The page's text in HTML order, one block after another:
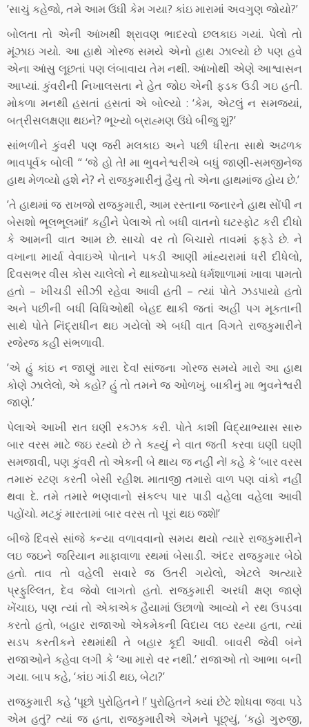
’સાચું કહેજો, તમે આમ ઉંઘી કેમ ગયા? કાંઇ મારામાં અવગુણ જોયો?’
બોલતા તો એની આંખથી શ્રાવણ ભાદરવો છલકાઇ ગયાં. પેલો તો
મૂંઝાઇ ગયો. આ હાથે ગોરજ સમયે એનો હાથ ઝાલ્યો છે પણ હવે
એના આંસુ લૂછતાં પણ લંબાવાય તેમ નથી. આંખોથી એણે આશ્વાસન
આપ્યાં. કુંવરીની નિખાલસતા ને હેત જોઇ એની ફડક ઉડી ગઇ હતી.
મોકળા મનથી હસતાં હસતાં એ બોલ્યો : ‘કેમ, એટલું ન સમજ્યાં,
બત્રીસલક્ષણા થઇને? ભૂખ્યો બ્રાહ્મણ ઉંઘે બીજુ શું?’
સાંભળીને કુંવરી પણ જરી મલકાઇ અને પછી ધીરતા સાથે અઢળક
ભાવપૂર્વક બોલી “ ‘જે હો તે! મા ભુવનેશ્વરીએ બધું જાણી-સમજીનેજ
હાથ મેળવ્યો હશે ને? ને રાજકુમારીનું હૈયુ તો એના હાથમાંજ હોય છે.’
’તે હાથમાં જ રાખજો રાજકુમારી, આમ રસ્તાના જનારને હાથ સોંપી ન
બેસશો ભૂલભૂલમાં!’ કહીને પેલાએ તો બધી વાતનો ઘટસ્ફોટ કરી દીધો
કે આમની વાત આમ છે. સાચો વર તો બિચારો તાવમાં ફફડે છે. ને
વખાના માર્યા વેવાઇએ પોતાને પકડી આણી માંહ્યરામાં ધરી દીધેલો,
દિવસભર વીસ કોસ ચાલેલો ને થાક્યોપાક્યો ધર્મશાળામાં ખાવા પામતો
હતો – ખીચડી સીઝી રહેવા આવી હતી – ત્યાં પોતે ઝડપાયો હતો
અને પછીની બધી વિધિઓથી બેહદ થાકી જતાં અહીં પગ મૂકતાની
સાથે પોતે નિંદ્રાધીન થઇ ગયેલો એ બધી વાત વિગતે રાજકુમારીને
રજેરજ કહી સંભળાવી.
’એ હું કાંઇ ન જાણું મારા દેવ! સાંજના ગોરજ સમયે મારો આ હાથ
કોણે ઝાલેલો, એ કહો? હું તો તમને જ ઓળખું. બાકીનું મા ભુવનેશ્વરી
જાણે.’
પેલાએ આખી રાત ઘણી રકઝક કરી. પોતે કાશી વિદ્યાભ્યાસ સારુ
બાર વરસ માટે જઇ રહ્યો છે તે કહ્યું ને વાત જતી કરવા ઘણી ઘણી
સમજાવી, પણ કુંવરી તો એકની બે થાય જ નહીં ને! કહે કે ‘બાર વરસ
તમારું રટણ કરતી બેસી રહીશ. માતાજી તમારો વાળ પણ વાંકો નહીં
થવા દે. તમે તમારે ભણવાનો સંકલ્પ પાર પાડી વહેલા વહેલા આવી
પહોંચો. મટકું મારતામાં બાર વરસ તો પૂરાં થઇ જશે!’
બીજે દિવસે સાંજે કન્યા વળાવવાનો સમય થયો ત્યારે રાજકુમારીને
લઇ જઇને જરિયાન માફાવાળા રથમાં બેસાડી. અંદર રાજકુમાર બેઠો
હતો. તાવ તો વહેલી સવારે જ ઉતરી ગયેલો, એટલે અત્યારે
પ્રફુલ્લિત, દેવ જેવો લાગતો હતો. રાજકુમારી અરધી ક્ષણ જાણે
ખેંચાઇ, પણ ત્યાં તો એકાએક હૈયામાં ઉછાળો આવ્યો ને રથ ઉપડવા
કરતો હતો, બહાર રાજાઓ એકમેકની વિદાય લઇ રહ્યા હતા, ત્યાં
સડપ કરતીકને રથમાંથી તે બહાર કૂદી આવી. બાવરી જેવી બંને
રાજાઓને કહેવા લગી કે ‘આ મારો વર નથી.’ રાજાઓ તો આભા બની
ગયા. બાપ કહે, ‘કાંઇ ગાંડી થઇ, બેટા?’
રાજકુમારી કહે ‘પૂછો પુરોહિતને !’ પુરોહિતને ક્યાં છેટે શોધવા જવા પડે
એમ હતું? ત્યાં જ હતા, રાજકુમારીએ એમને પૂછ્યું, ‘કહો ગુરુજી,